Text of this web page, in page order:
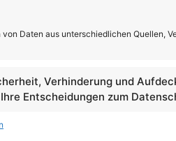
Daten aus unterschiedlichen Quellen,
Verhinderung und
Entscheidungen zum